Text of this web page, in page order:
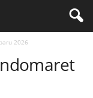
2026